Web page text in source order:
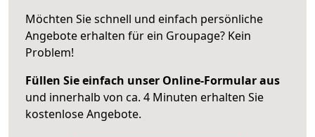
Möchten Sie schnell und einfach persönliche
Angebote erhalten für ein Groupage? Kein
Problem!
Füllen Sie einfach unser Online-Formular aus
und innerhalb von ca. 4 Minuten erhalten Sie
kostenlose Angebote.